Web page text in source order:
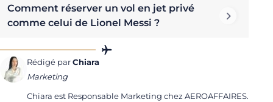
Comment réserver un vol en jet privé
comme celui de Lionel Messi ?
Rédigé parChiara
Marketing
Chiara est Responsable Marketing chez AEROAFFAIRES.